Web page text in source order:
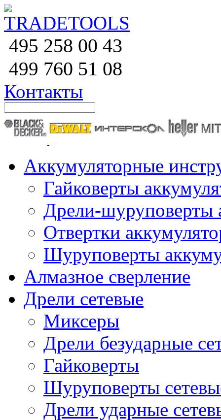
495 258 00 43
499 760 51 08
Контакты
Аккумуляторные
Гайковерты
Дрели-шуруповерты
Отвертки
Шуруповерты
Алмазное сверление
Дрели сетевые
Миксеры
Дрели безударные
Гайковерты
Шуруповерты
Дрели ударные